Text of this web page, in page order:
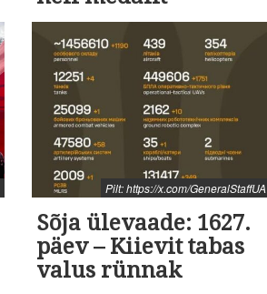
Pilt: https://x.com/GeneralStaffUA
Sõja ülevaade: 1627.
päev – Kiievit tabas
valus rünnak